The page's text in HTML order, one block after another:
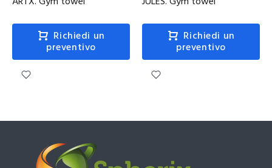
Richiedi un
preventivo
Richiedi un
preventivo